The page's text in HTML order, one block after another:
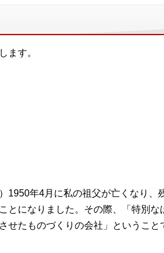
ます。
1950年4月に私の祖父が亡くなり
とになりました。その際、「特別
せたものづくりの会社」というこ